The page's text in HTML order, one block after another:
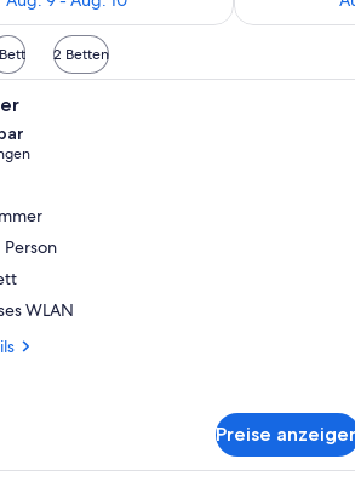
2 Betten
Einzelzimmer | Minibar (mit
Person
WLAN
Preise